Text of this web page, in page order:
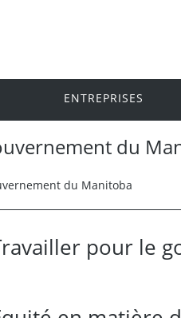
ENTREPRISES
du
du Manitoba
pour le